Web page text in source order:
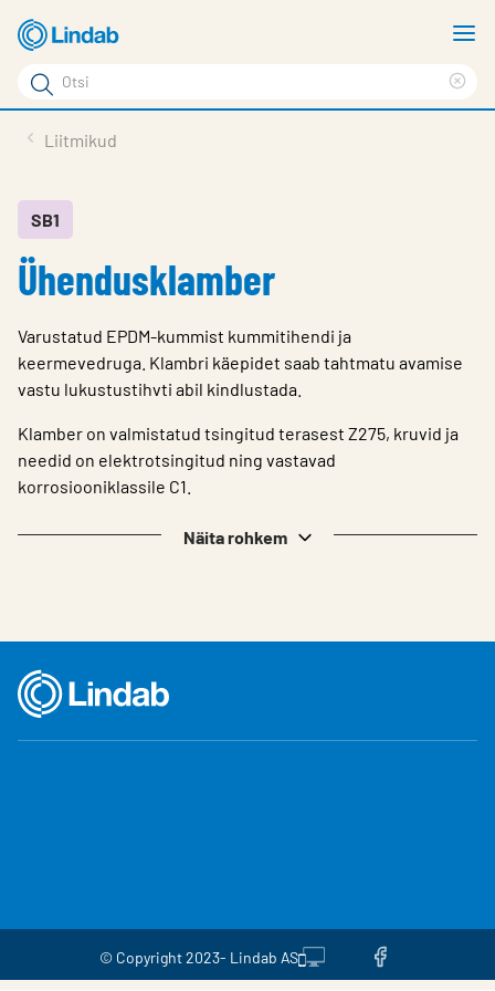
Mine
põhisisu
juurde
Otsi
Otsi
Meist
Kontaktid
Choose languge
Estonia
Liitmikud
SB1
Ühendusklamber
Varustatud EPDM-kummist kummitihendi ja
keermevedruga. Klambri käepidet saab tahtmatu avamise
vastu lukustustihvti abil kindlustada.
Klamber on valmistatud tsingitud terasest Z275, kruvid ja
needid on elektrotsingitud ning vastavad
korrosiooniklassile C1.
Näita rohkem
© Copyright 2023- Lindab AS